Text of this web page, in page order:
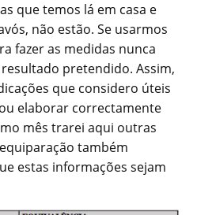
que temos lá em casa e
não estão. Se usarmos
fazer as medidas nunca
pretendido. Assim,
que considero úteis
elaborar correctamente
mês trarei aqui outras
também
estas informações sejam